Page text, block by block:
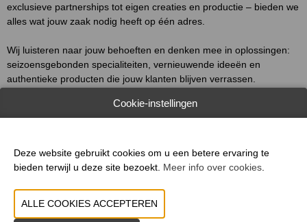
exclusieve partnerships tot eigen creaties en productie – bieden we
alles wat jouw zaak nodig heeft op één adres.
Wij luisteren naar jouw behoeften en denken mee in oplossingen:
seizoensgebonden specialiteiten, vernieuwende ideeën en
authentieke producten die jouw klanten blijven verrassen.
Bestellen doe je zoals jij wil: persoonlijk, telefonisch tot ’s avonds of
wordt.
Cookie-instellingen
Deze website gebruikt cookies om u een betere ervaring te
bieden terwijl u deze site bezoekt. Meer info over cookies